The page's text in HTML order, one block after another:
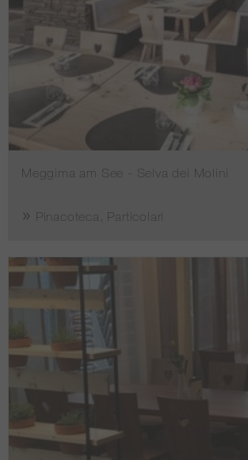
Meggima am See - Selva dei Molini
Pinacoteca, Particolari